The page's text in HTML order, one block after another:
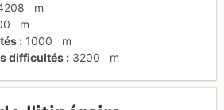
m
m
1000
m
difficultés
3200 m